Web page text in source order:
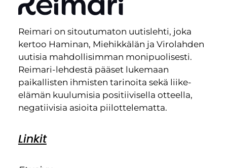
Reimari on sitoutumaton uutislehti, joka
kertoo Haminan, Miehikkälän ja Virolahden
uutisia mahdollisimman monipuolisesti.
Reimari-lehdestä pääset lukemaan
paikallisten ihmisten tarinoita sekä liike-
elämän kuulumisia positiivisella otteella,
negatiivisia asioita piilottelematta.
Linkit